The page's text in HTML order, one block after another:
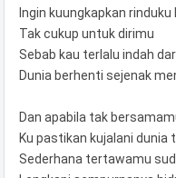
Ingin kuungkapkan
Tak cukup untuk dirimu
Sebab kau terlalu indah
Dunia berhenti sejenak
Dan apabila tak
Ku pastikan kujalani dunia
Sederhana tertawamu